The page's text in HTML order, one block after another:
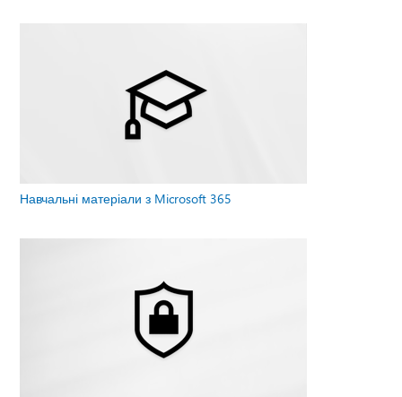
Навчальні матеріали з Microsoft 365